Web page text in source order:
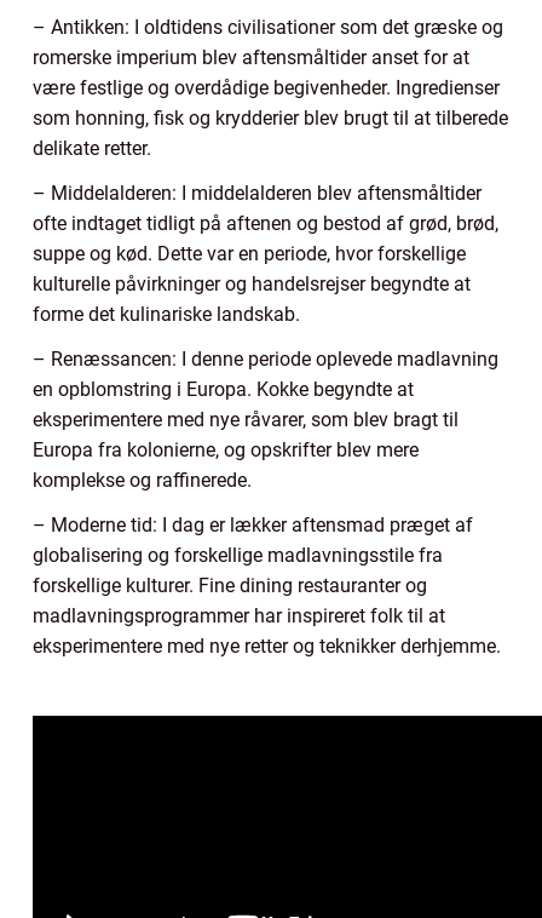
– Antikken: I oldtidens civilisationer som det græske og
romerske imperium blev aftensmåltider anset for at
være festlige og overdådige begivenheder. Ingredienser
som honning, fisk og krydderier blev brugt til at tilberede
delikate retter.
– Middelalderen: I middelalderen blev aftensmåltider
ofte indtaget tidligt på aftenen og bestod af grød, brød,
suppe og kød. Dette var en periode, hvor forskellige
kulturelle påvirkninger og handelsrejser begyndte at
forme det kulinariske landskab.
– Renæssancen: I denne periode oplevede madlavning
en opblomstring i Europa. Kokke begyndte at
eksperimentere med nye råvarer, som blev bragt til
Europa fra kolonierne, og opskrifter blev mere
komplekse og raffinerede.
– Moderne tid: I dag er lækker aftensmad præget af
globalisering og forskellige madlavningsstile fra
forskellige kulturer. Fine dining restauranter og
madlavningsprogrammer har inspireret folk til at
eksperimentere med nye retter og teknikker derhjemme.